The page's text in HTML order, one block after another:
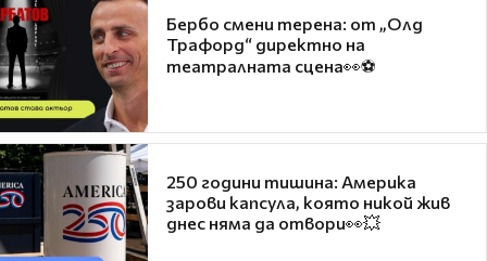
Бербо смени терена: от „Олд
Трафорд“ директно на
театралната сцена👀⚽
250 години тишина: Америка
зарови капсула, която никой жив
днес няма да отвори👀💥